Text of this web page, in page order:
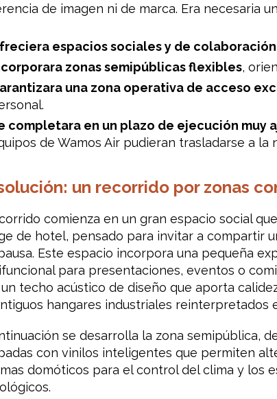
de imagen ni de marca. Era necesaria
espacios sociales y de colaboración
zonas semipúblicas flexibles,
una zona operativa de acceso
completara en un plazo de ejecución muy
de Wamos Air pudieran trasladarse a la
un recorrido por zonas
comienza en un gran espacio social
de hotel, pensado para invitar a compartir
Este espacio incorpora una pequeña
para presentaciones, eventos o
un techo acústico de diseño que aporta
hangares industriales reinterpretados
se desarrolla la zona semipública,
con vinilos inteligentes que permiten
domóticos para el control del clima y los